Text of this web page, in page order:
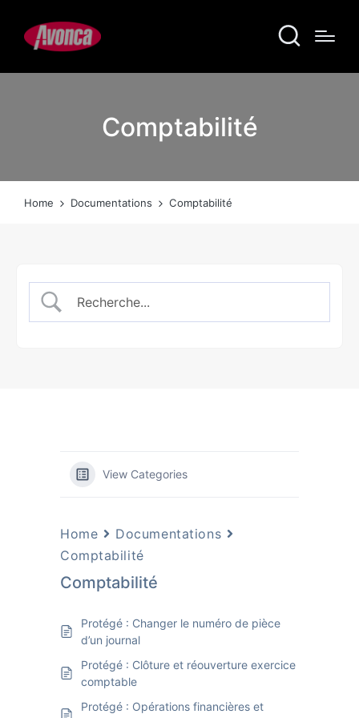
Comptabilité
Home Documentations Comptabilité
View Categories
Home
Documentations
Comptabilité
Comptabilité
Protégé : Changer le numéro de pièce
d’un journal
Protégé : Clôture et réouverture exercice
comptable
Protégé : Opérations financières et